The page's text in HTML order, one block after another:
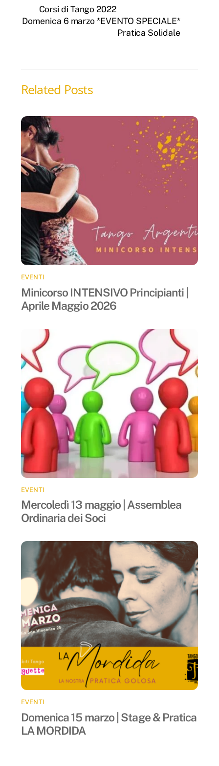
Corsi di Tango 2022
Domenica 6 marzo *EVENTO SPECIALE*
Pratica Solidale
Related Posts
EVENTI
Minicorso INTENSIVO Principianti |
Aprile Maggio 2026
EVENTI
Mercoledì 13 maggio | Assemblea
Ordinaria dei Soci
EVENTI
Domenica 15 marzo | Stage & Pratica
LA MORDIDA